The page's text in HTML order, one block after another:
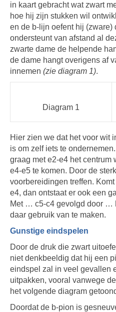
in kaart gebracht wat zwart
hoe hij zijn stukken wil
en de b-lijn oefent hij (zware)
ondersteunt van afstand al
zwarte dame de helpende
de dame hangt overigens af
innemen (zie diagram 1).
Diagram 1
Hier zien we dat het voor wit
is om zelf iets te
graag met e2-e4 het centrum
e4-e5 te komen. Door de
voorbereidingen treffen.
e4, dan ontstaat er ook een
Met … c5-c4 gevolgd door …
daar gebruik van te maken.
Gunstige eindspelen
Door de druk die zwart
niet denkbeeldig dat hij een
eindspel zal in veel gevallen
uitpakken, vooral vanwege
het volgende diagram
Doordat de b-pion is